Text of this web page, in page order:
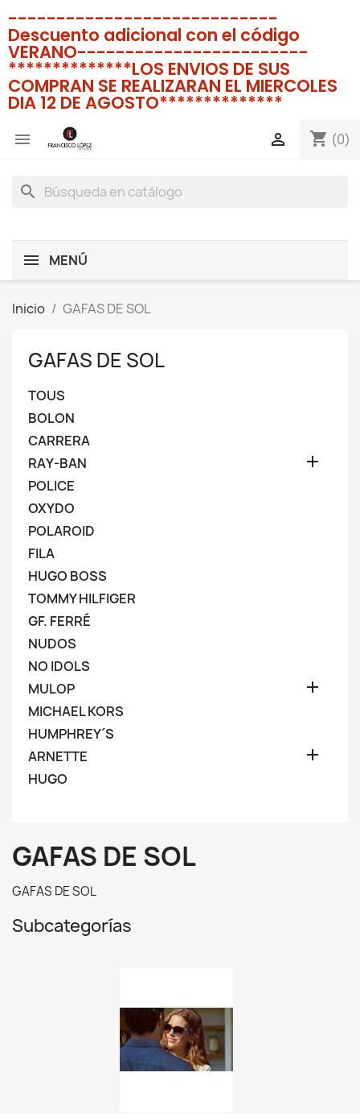
----------------------------
Descuento adicional con el código
VERANO------------------------
**************LOS ENVIOS DE SUS
COMPRAN SE REALIZARAN EL MIERCOLES
DIA 12 DE AGOSTO**************
 shopping_cart (0)

search
MENÚ
Inicio GAFAS DE SOL
GAFAS DE SOL
TOUS
BOLON
CARRERA
RAY-BAN

POLICE
OXYDO
POLAROID
FILA
HUGO BOSS
TOMMY HILFIGER
GF. FERRÉ
NUDOS
NO IDOLS
MULOP

MICHAEL KORS
HUMPHREY´S
ARNETTE

HUGO
GAFAS DE SOL
GAFAS DE SOL
Subcategorías